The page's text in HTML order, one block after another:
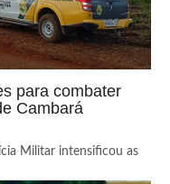
para combater
Cambará
Militar intensificou as